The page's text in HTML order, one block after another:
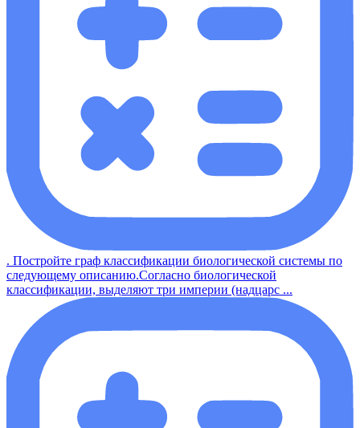
. Постройте граф классификации биологической системы по
следующему описанию.Согласно биологической
классификации, выделяют три империи (надцарс ...